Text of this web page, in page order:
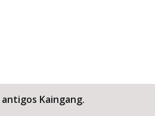
Kaingang.